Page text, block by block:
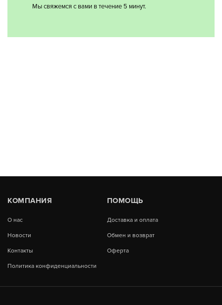
Мы свяжемся с вами в течение 5 минут.
КОМПАНИЯ
О нас
Новости
Контакты
Политика конфиденциальности
ПОМОЩЬ
Доставка и оплата
Обмен и возврат
Оферта